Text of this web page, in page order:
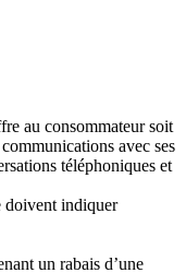
au consommateur soit
avec ses
téléphoniques et
doivent indiquer
un rabais d’une